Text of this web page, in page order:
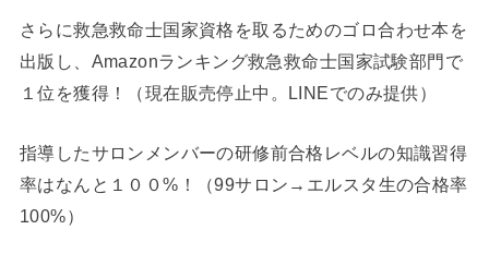
さらに救急救命士国家資格を取るためのゴロ合わせ本を
出版し、Amazonランキング救急救命士国家試験部門で
１位を獲得！（現在販売停止中。LINEでのみ提供）
指導したサロンメンバーの研修前合格レベルの知識習得
率はなんと１００%！（99サロン→エルスタ生の合格率
100%）